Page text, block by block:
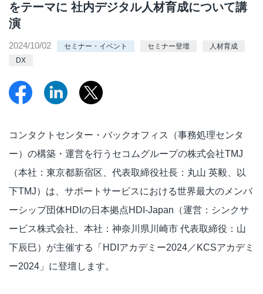
をテーマに 社内デジタル人材育成について講
演
2024/10/02 セミナー・イベント セミナー登壇
人材育成
DX
コンタクトセンター・バックオフィス（事務処理センタ
ー）の構築・運営を行うセコムグループの株式会社TMJ
（本社：東京都新宿区、代表取締役社長：丸山 英毅、以
下TMJ）は、サポートサービスにおける世界最大のメンバ
ーシップ団体HDIの日本拠点HDI-Japan（運営：シンクサ
ービス株式会社、本社：神奈川県川崎市 代表取締役：山
下辰巳）が主催する「HDIアカデミー2024／KCSアカデミ
ー2024」に登壇します。